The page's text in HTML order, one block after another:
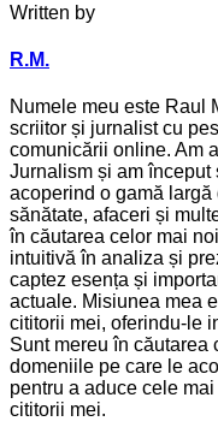
Written by
R.M.
Numele meu este Raul
scriitor și jurnalist cu
comunicării online. Am
Jurnalism și am început
acoperind o gamă
sănătate, afaceri și
în căutarea celor mai
intuitivă în analiza și
captez esența și
actuale. Misiunea mea
cititorii mei, oferindu-le
Sunt mereu în căutarea
domeniile pe care le
pentru a aduce cele
cititorii mei.